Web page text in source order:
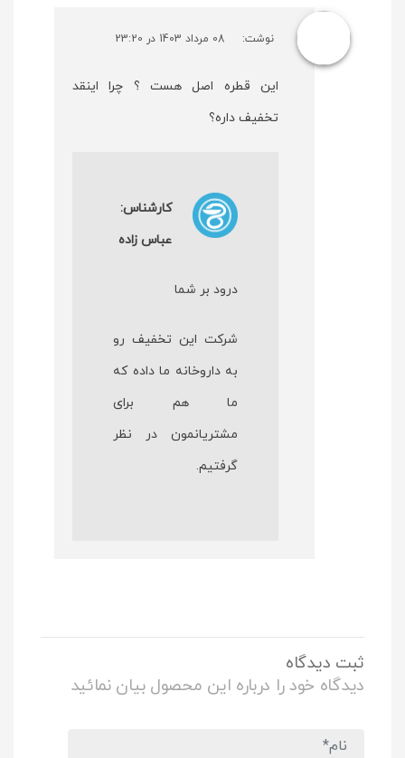
نوشت: 08 مرداد 1403 در 23:20
این قطره اصل هست ؟ چرا اینقد
تخفیف داره؟
کارشناس:
عباس زاده
درود بر شما
شرکت این تخفیف رو
به داروخانه ما داده که
ما هم برای
مشتریانمون در نظر
گرفتیم.
ثبت دیدگاه
دیدگاه خود را درباره این محصول بیان نمائید